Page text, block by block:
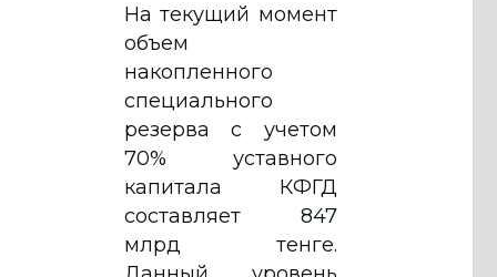
На текущий момент
объем
накопленного
специального
резерва с учетом
70% уставного
капитала КФГД
составляет 847
млрд тенге.